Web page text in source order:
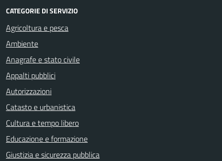
CATEGORIE DI SERVIZIO
Agricoltura e pesca
Ambiente
Anagrafe e stato civile
Appalti pubblici
Autorizzazioni
Catasto e urbanistica
Cultura e tempo libero
Educazione e formazione
Giustizia e sicurezza pubblica